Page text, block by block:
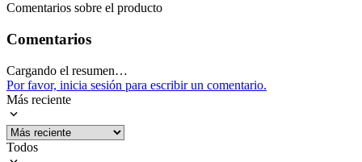
Presentado como un accesorio práctico para celular, su pedestal
encuadres versátiles. La garantía de 3 meses añade seguridad,
Mostrar más
Comentarios sobre el producto
Comentarios
Cargando el resumen…
Por favor, inicia sesión para escribir un comentario.
Más reciente
Todos